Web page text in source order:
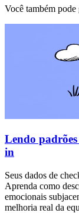
Você também pode
Lendo
in
Seus dados de
Aprenda como
emocionais
melhoria real da